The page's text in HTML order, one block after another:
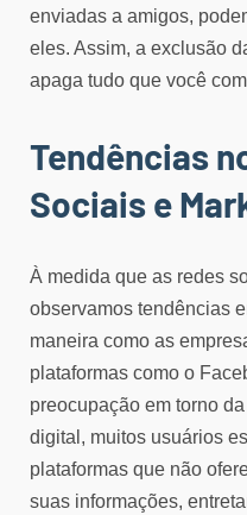
enviadas a amigos,
eles. Assim, a exclusão
apaga tudo que você
Tendências
Sociais e
À medida que as redes
observamos tendências
maneira como as
plataformas como o
preocupação em torno
digital, muitos usuários
plataformas que não
suas informações,